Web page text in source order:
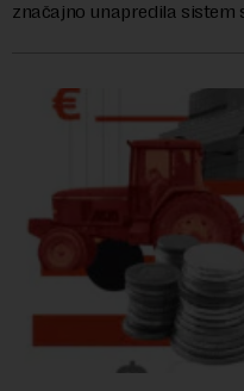
značajno unapredila